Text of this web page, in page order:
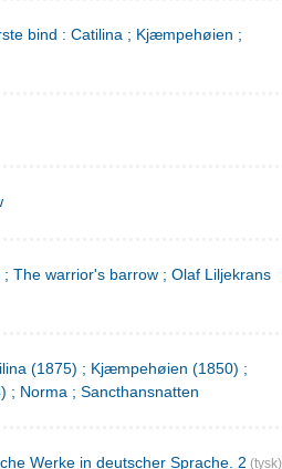
bind : Catilina ; Kjæmpehøien ;
; The warrior's barrow ; Olaf Liljekrans
(1875) ; Kjæmpehøien (1850) ;
; Norma ; Sancthansnatten
Werke in deutscher Sprache. 2 (tysk)